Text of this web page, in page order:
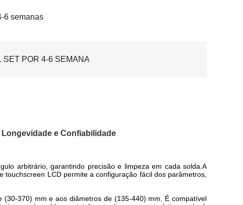
6 semanas
SET POR 4-6 SEMANA
e Confiabilidade
arbitrário, garantindo precisão e limpeza em cada solda.A
LCD permite a configuração fácil dos parâmetros,
370) mm e aos diâmetros de (135-440) mm. É compatível